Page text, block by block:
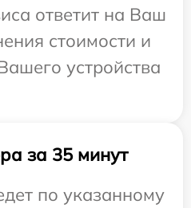
ответит на Ваш
стоимости и
устройства
за 35 минут
по указанному